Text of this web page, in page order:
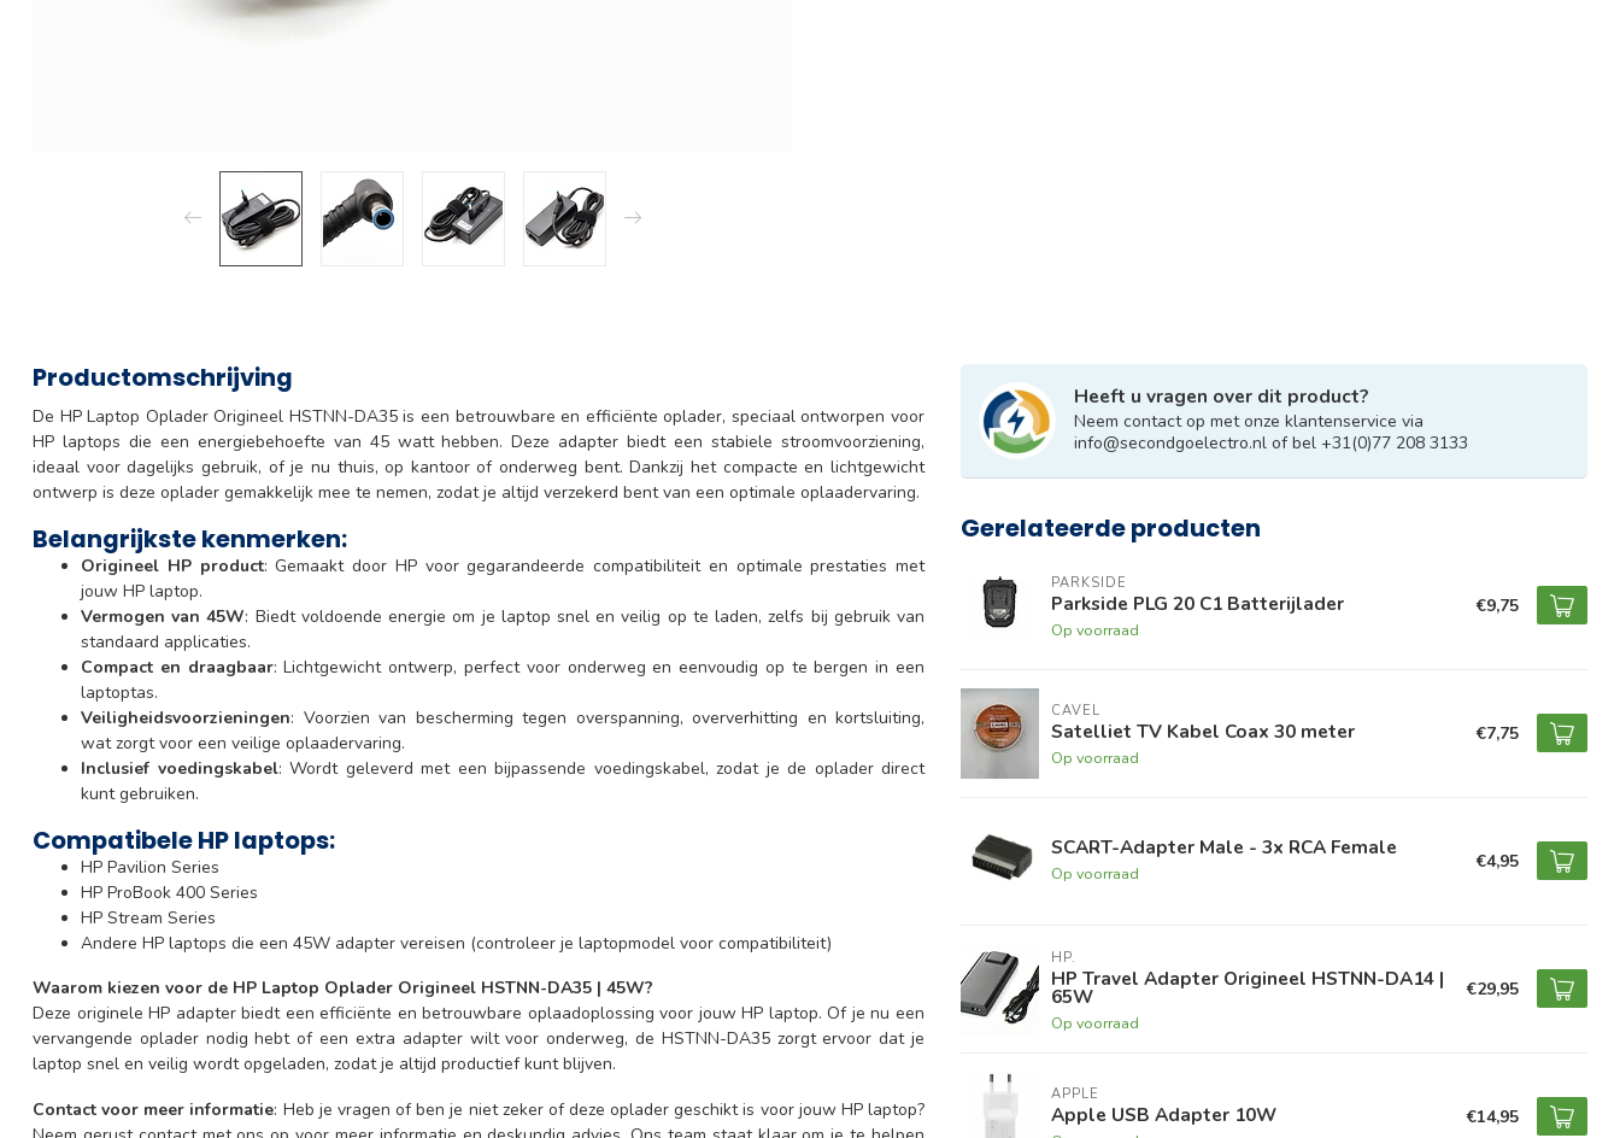
Productomschrijving
De HP Laptop Oplader Origineel HSTNN-DA35 is een betrouwbare en efficiënte oplader, speciaal ontworpen voor
HP laptops die een energiebehoefte van 45 watt hebben. Deze adapter biedt een stabiele stroomvoorziening,
ideaal voor dagelijks gebruik, of je nu thuis, op kantoor of onderweg bent. Dankzij het compacte en lichtgewicht
ontwerp is deze oplader gemakkelijk mee te nemen, zodat je altijd verzekerd bent van een optimale oplaadervaring.
Belangrijkste kenmerken:
Origineel HP product: Gemaakt door HP voor gegarandeerde compatibiliteit en optimale prestaties met
jouw HP laptop.
Vermogen van 45W: Biedt voldoende energie om je laptop snel en veilig op te laden, zelfs bij gebruik van
standaard applicaties.
Compact en draagbaar: Lichtgewicht ontwerp, perfect voor onderweg en eenvoudig op te bergen in een
laptoptas.
Veiligheidsvoorzieningen: Voorzien van bescherming tegen overspanning, oververhitting en kortsluiting,
wat zorgt voor een veilige oplaadervaring.
Inclusief voedingskabel: Wordt geleverd met een bijpassende voedingskabel, zodat je de oplader direct
kunt gebruiken.
Compatibele HP laptops:
HP Pavilion Series
HP ProBook 400 Series
HP Stream Series
Andere HP laptops die een 45W adapter vereisen (controleer je laptopmodel voor compatibiliteit)
Waarom kiezen voor de HP Laptop Oplader Origineel HSTNN-DA35 | 45W?
Deze originele HP adapter biedt een efficiënte en betrouwbare oplaadoplossing voor jouw HP laptop. Of je nu een
vervangende oplader nodig hebt of een extra adapter wilt voor onderweg, de HSTNN-DA35 zorgt ervoor dat je
laptop snel en veilig wordt opgeladen, zodat je altijd productief kunt blijven.
Contact voor meer informatie: Heb je vragen of ben je niet zeker of deze oplader geschikt is voor jouw HP laptop?
Heeft u vragen over dit product?
Neem contact op met onze klantenservice via
info@secondgoelectro.nl of bel +31(0)77 208 3133
Gerelateerde producten
PARKSIDE
Parkside PLG 20 C1 Batterijlader
Op voorraad
€9,75
CAVEL
Satelliet TV Kabel Coax 30 meter
Op voorraad
€7,75
SCART-Adapter Male - 3x RCA Female
Op voorraad
€4,95
HP.
HP Travel Adapter Origineel HSTNN-DA14 |
65W
Op voorraad
€29,95
APPLE
Apple USB Adapter 10W €14,95